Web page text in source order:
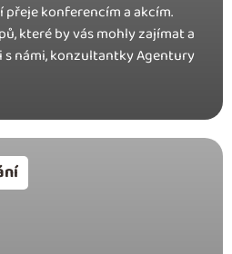
konferencím a akcím.
které by vás mohly zajímat a
s námi, konzultantky Agentury